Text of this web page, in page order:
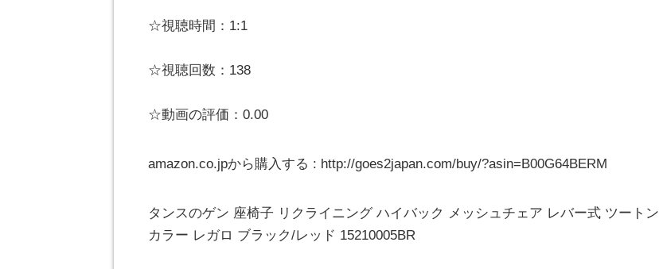
☆視聴時間：1:1
☆視聴回数：138
☆動画の評価：0.00
amazon.co.jpから購入する : http://goes2japan.com/buy/?asin=B00G64BERM
タンスのゲン 座椅子 リクライニング ハイバック メッシュチェア レバー式 ツートン
カラー レガロ ブラック/レッド 15210005BR